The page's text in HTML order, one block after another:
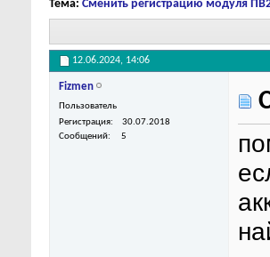
Тема: Сменить регистрацию модуля
12.06.2024, 14:06
Fizmen
Пользователь
Регистрация
30.07.2018
Сообщений
5